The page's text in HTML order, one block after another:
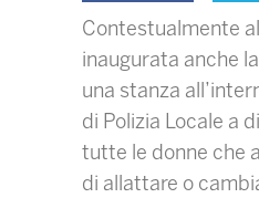
Contestualmente
inaugurata anche
una stanza
di Polizia Locale a
tutte le donne che
di allattare o